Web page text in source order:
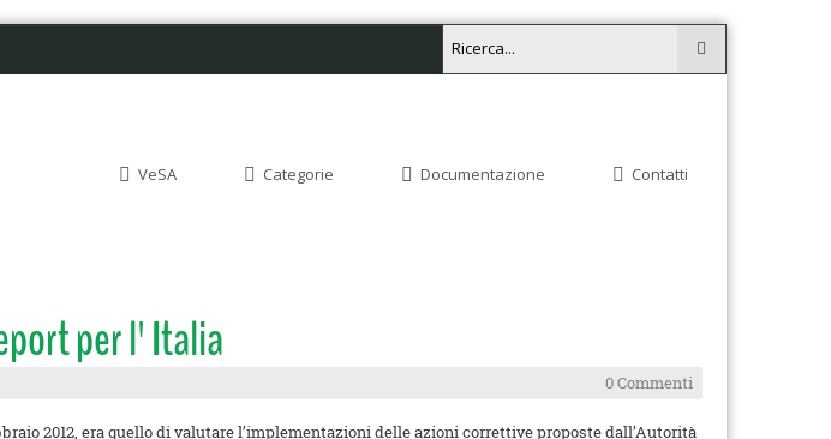
VeSA Categorie Documentazione Contatti
per l' Italia
0 Commenti
2012, era quello di valutare l’implementazioni delle azioni correttive proposte dall’Autorità